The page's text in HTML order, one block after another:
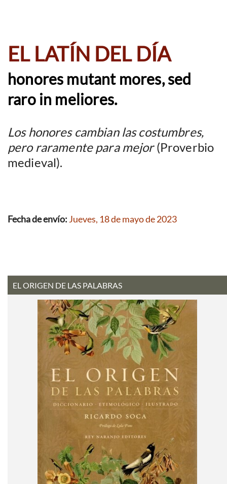
EL LATÍN DEL DÍA
honores mutant mores, sed
raro in meliores.
Los honores cambian las costumbres,
pero raramente para mejor(Proverbio
medieval).
Fecha de envío: Jueves, 18 de mayo de 2023
EL ORIGEN DE LAS PALABRAS